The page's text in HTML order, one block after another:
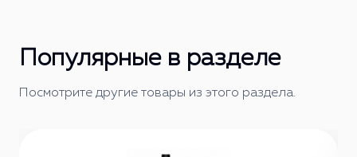
Популярные в разделе
Посмотрите другие товары из этого раздела.